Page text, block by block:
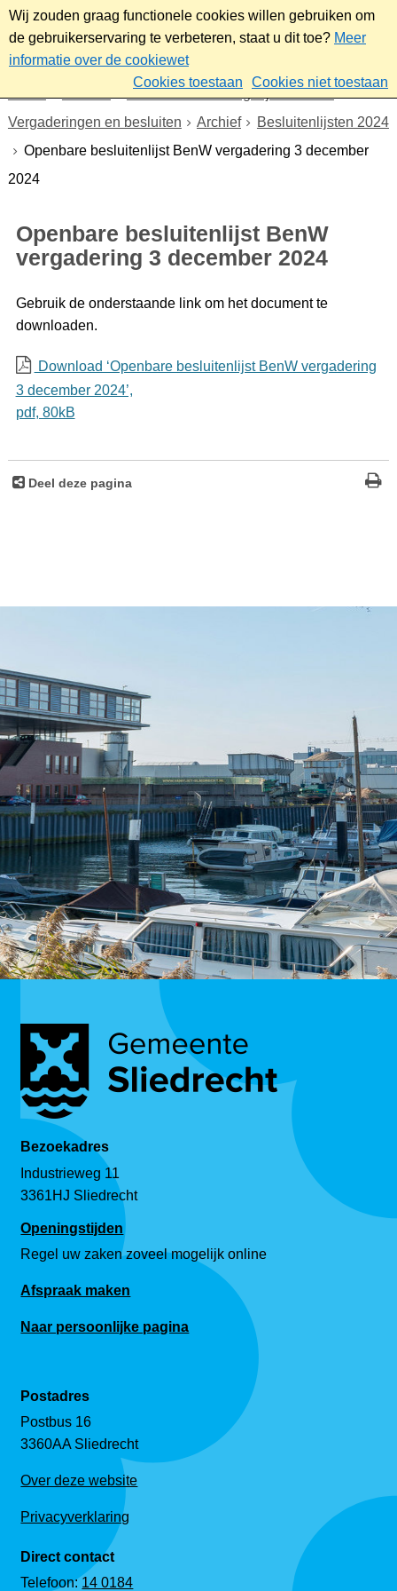
Wij zouden graag functionele cookies willen gebruiken om
de gebruikerservaring te verbeteren, staat u dit toe? Meer
informatie over de cookiewet
Cookies toestaan
Cookies niet toestaan
Gemeenteraad/Dagelijks bestuur
Vergaderingen en besluiten
Archief
Besluitenlijsten 2024
Openbare besluitenlijst BenW vergadering 3 december
2024
Openbare besluitenlijst BenW
vergadering 3 december 2024
Gebruik de onderstaande link om het document te
downloaden.
Download ‘Openbare besluitenlijst BenW vergadering
3 december 2024’,
pdf, 80kB
Deel deze pagina
Bezoekadres
Industrieweg 11
3361HJ Sliedrecht
Openingstijden
Regel uw zaken zoveel mogelijk online
Afspraak maken
Naar persoonlijke pagina
Postadres
Postbus 16
3360AA Sliedrecht
Over deze website
Privacyverklaring
Direct contact
Telefoon:14 0184